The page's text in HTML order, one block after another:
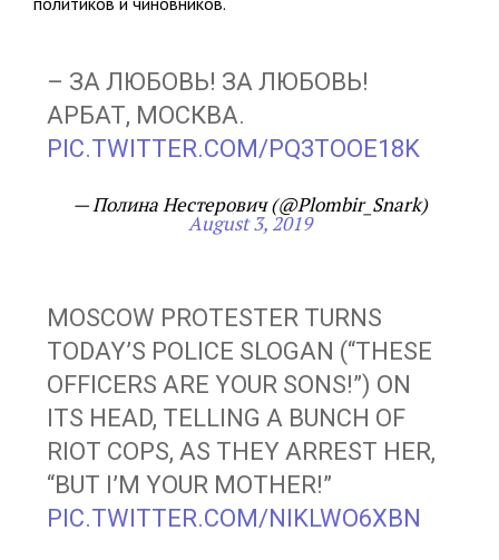
– ЗА ЛЮБОВЬ! ЗА ЛЮБОВЬ!
АРБАТ, МОСКВА.
PIC.TWITTER.COM/PQ3TOOE18K
— Полина Нестерович (@Plombir_Snark)
August 3, 2019
MOSCOW PROTESTER TURNS
TODAY’S POLICE SLOGAN (“THESE
OFFICERS ARE YOUR SONS!”) ON
ITS HEAD, TELLING A BUNCH OF
RIOT COPS, AS THEY ARREST HER,
“BUT I’M YOUR MOTHER!”
PIC.TWITTER.COM/NIKLWO6XBN